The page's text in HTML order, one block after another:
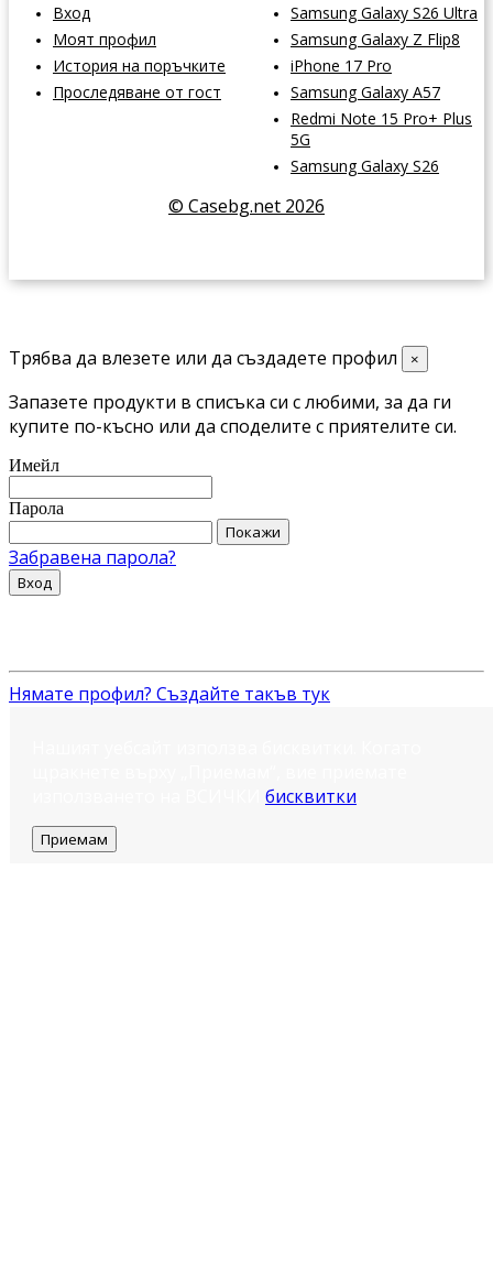
Вход
Моят профил
История на поръчките
Проследяване от гост
Samsung Galaxy S26 Ultra
Samsung Galaxy Z Flip8
iPhone 17 Pro
Samsung Galaxy A57
Redmi Note 15 Pro+ Plus
5G
Samsung Galaxy S26
© Casebg.net 2026
Трябва да влезете или да създадете профил ×
Запазете продукти в списъка си с любими, за да ги
купите по-късно или да споделите с приятелите си.
Имейл
Парола
Покажи
Забравена парола?
Вход
Нямате профил? Създайте такъв тук
бисквитки
Приемам